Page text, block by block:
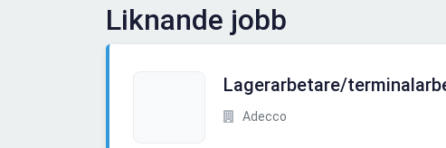
Liknande jobb
Lagerarbetare/
Adecco